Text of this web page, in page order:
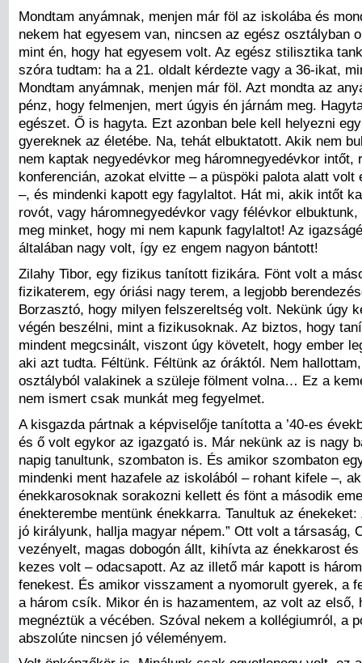
Mondtam anyámnak, menjen már föl az iskolába és
nekem hat egyesem van, nincsen az egész osztályban
mint én, hogy hat egyesem volt. Az egész stilisztika
szóra tudtam: ha a 21. oldalt kérdezte vagy a 36-ikat,
Mondtam anyámnak, menjen már föl. Azt mondta az
pénz, hogy felmenjen, mert úgyis én járnám meg.
egészet. Ő is hagyta. Ezt azonban bele kell helyezni
gyereknek az életébe. Na, tehát elbuktatott. Akik nem
nem kaptak negyedévkor meg háromnegyedévkor intőt,
konferencián, azokat elvitte – a püspöki palota alatt volt
–, és mindenki kapott egy fagylaltot. Hát mi, akik intőt
rovót, vagy háromnegyedévkor vagy félévkor
meg minket, hogy mi nem kapunk fagylaltot! Az
általában nagy volt, így ez engem nagyon bántott!
Zilahy Tibor, egy fizikus tanított fizikára. Fönt volt a
fizikaterem, egy óriási nagy terem, a legjobb
Borzasztó, hogy milyen felszereltség volt. Nekünk úgy
végén beszélni, mint a fizikusoknak. Az biztos, hogy
mindent megcsinált, viszont úgy követelt, hogy ember
aki azt tudta. Féltünk. Féltünk az óráktól. Nem
osztályból valakinek a szüleje fölment volna… Ez a
nem ismert csak munkát meg fegyelmet.
A kisgazda pártnak a képviselője tanította a ’40-es
és ő volt egykor az igazgató is. Már nekünk az is nagy
napig tanultunk, szombaton is. És amikor szombaton
mindenki ment hazafele az iskolából – rohant kifele –,
énekkarosoknak sorakozni kellett és fönt a második
énekterembe mentünk énekkarra. Tanultuk az énekeket:
jó királyunk, hallja magyar népem.” Ott volt a társaság,
vezényelt, magas dobogón állt, kihívta az énekkarost
kezes volt – odacsapott. Az az illető már kapott is
fenekest. És amikor visszament a nyomorult gyerek, a
a három csík. Mikor én is hazamentem, az volt az első,
megnéztük a vécében. Szóval nekem a kollégiumról, a
abszolúte nincsen jó véleményem.